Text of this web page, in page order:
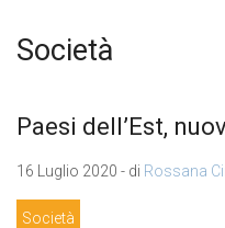
Società
Paesi dell’Est,
16 Luglio 2020 - di Rossana
Società